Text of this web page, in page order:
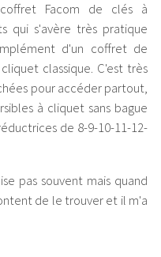
Facom de clés à
qui s'avère très pratique
d'un coffret de
classique. C'est très
pour accéder partout,
à cliquet sans bague
de 8-9-10-11-12-
pas souvent mais quand
de le trouver et il m'a